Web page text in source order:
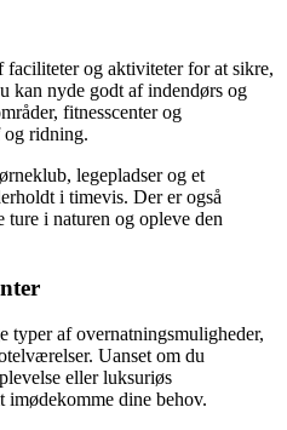
og aktiviteter for at sikre,
kan nyde godt af indendørs og
fitnesscenter og
og ridning.
legepladser og et
i timevis. Der er også
i naturen og opleve den
af overnatningsmuligheder,
Uanset om du
eller luksuriøs
dine behov.